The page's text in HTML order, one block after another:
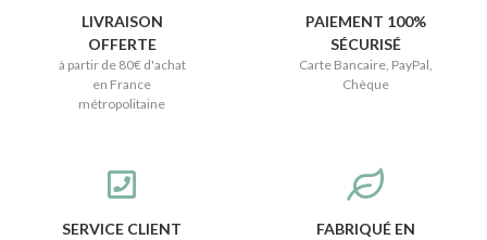
LIVRAISON
OFFERTE
à partir de 80€ d'achat
en France
métropolitaine
PAIEMENT 100%
SÉCURISÉ
Carte Bancaire, PayPal,
Chèque
SERVICE CLIENT
FABRIQUÉ EN